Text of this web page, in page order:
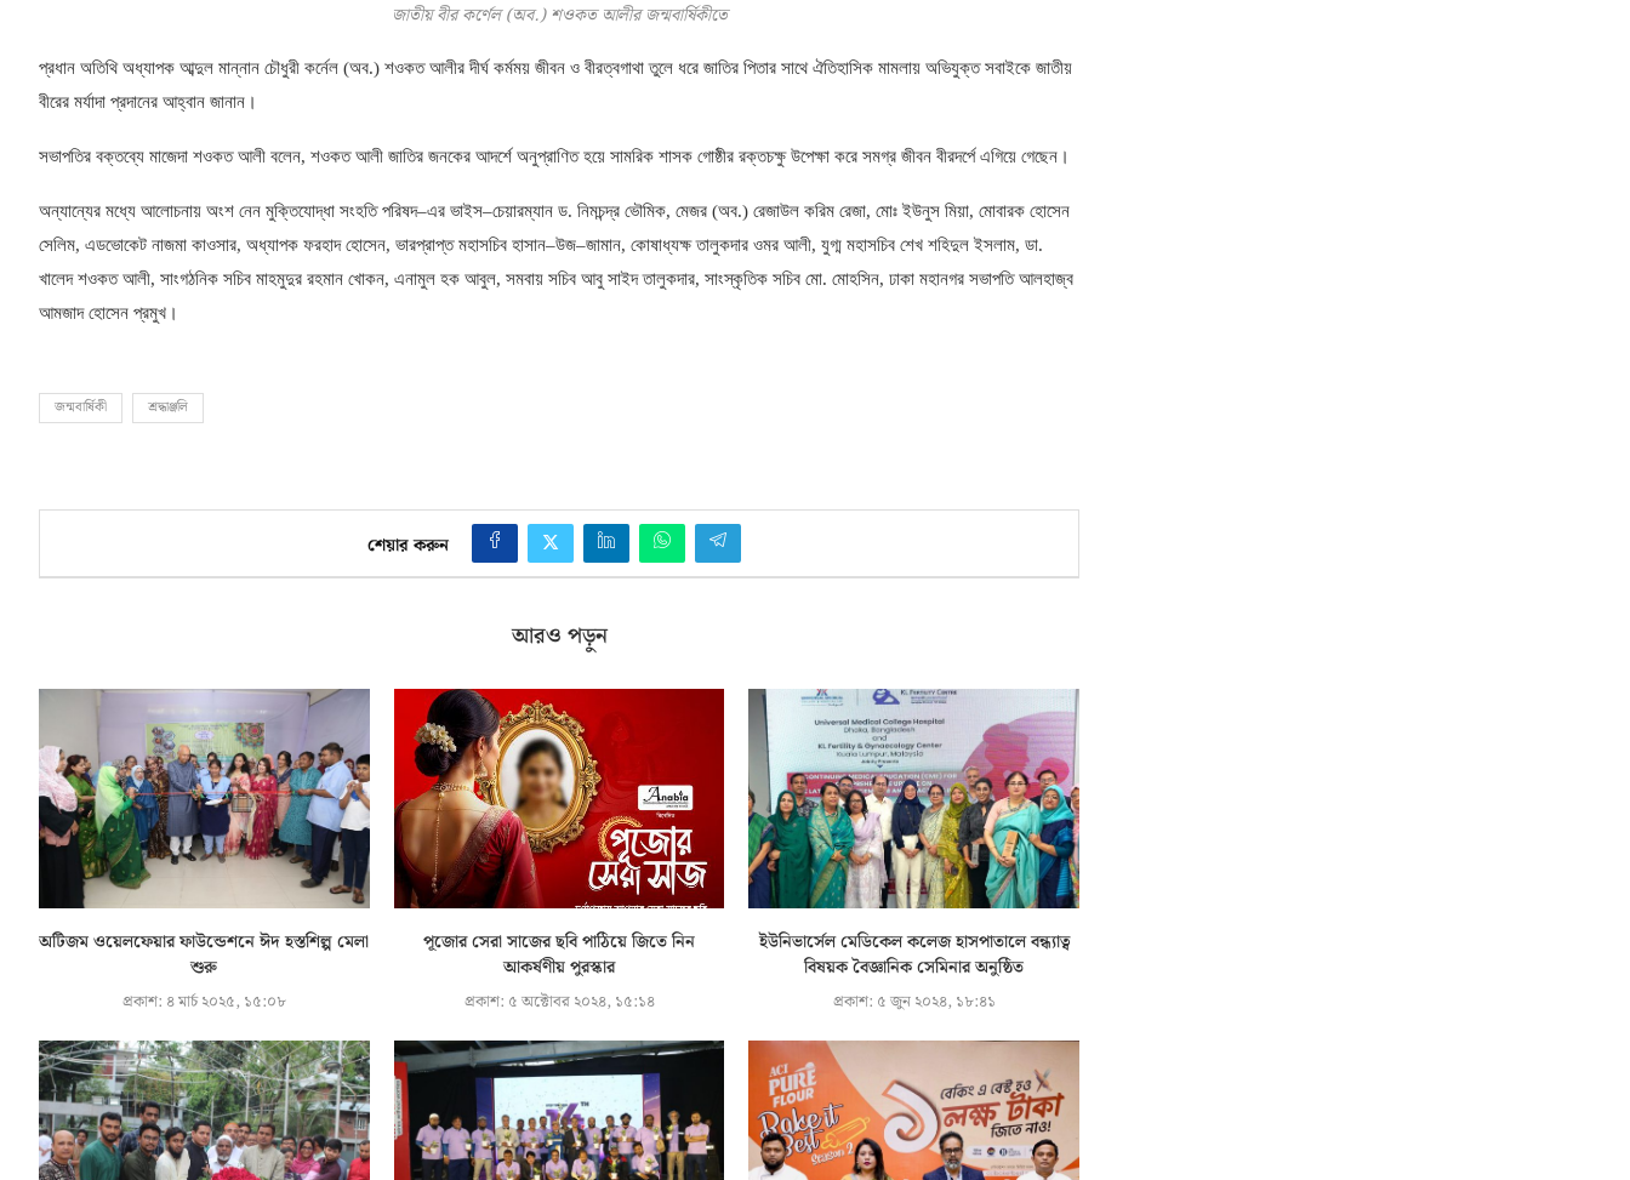
জাতীয় বীর কর্ণেল (অব.) শওকত আলীর জন্মবার্ষিকীতে
প্রধান অতিথি অধ্যাপক আব্দুল মান্নান চৌধুরী কর্নেল (অব.) শওকত আলীর দীর্ঘ কর্মময় জীবন ও বীরত্বগাথাতুলে ধরে জাতির পিতার সাথে ঐতিহাসিক মামলায় অভিযুক্ত সবাইকে জাতীয়
বীরের মর্যাদা প্রদানের আহ্বান জানান।
সভাপতির বক্তব্যে মাজেদা শওকত আলী বলেন, শওকত আলী জাতির জনকের আদর্শে অনুপ্রাণিত হয়ে সামরিক শাসক গোষ্ঠীর রক্তচক্ষু উপেক্ষা করে সমগ্র জীবন বীরদর্পেএগিয়ে গেছেন।
অন্যান্যের মধ্যে আলোচনায় অংশ নেন মুক্তিযোদ্ধা সংহতি পরিষদ–এর ভাইস–চেয়ারম্যান ড. নিমচন্দ্র ভৌমিক, মেজর (অব.) রেজাউল করিম রেজা, মোঃ ইউনুস মিয়া, মোবারক হোসেন
সেলিম, এডভোকেট নাজমা কাওসার, অধ্যাপক ফরহাদ হোসেন, ভারপ্রাপ্ত মহাসচিব হাসান–উজ–জামান, কোষাধ্যক্ষ তালুকদার ওমর আলী, যুগ্ম মহাসচিব শেখ শহিদুল ইসলাম, ডা.
খালেদ শওকত আলী, সাংগঠনিক সচিব মাহমুদুর রহমান খোকন, এনামুল হক আবুল, সমবায় সচিব আবু সাইদ তালুকদার, সাংস্কৃতিক সচিব মো. মোহসিন, ঢাকা মহানগর সভাপতি আলহাজ্ব
আমজাদ হোসেন প্রমুখ।
জন্মবার্ষিকী শ্রদ্ধাঞ্জলি
শেয়ার করুন
আরও পড়ুন
অটিজম ওয়েলফেয়ার ফাউন্ডেশনে ঈদ হস্তশিল্প মেলা
শুরু
প্রকাশ: ৪ মার্চ ২০২৫, ১৫:০৮
পূজোর সেরা সাজের ছবি পাঠিয়ে জিতে নিন
আকর্ষণীয় পুরস্কার
প্রকাশ: ৫ অক্টোবর ২০২৪, ১৫:১৪
ইউনিভার্সেল মেডিকেল কলেজ হাসপাতালে বন্ধ্যাত্ব
বিষয়ক বৈজ্ঞানিক সেমিনার অনুষ্ঠিত
প্রকাশ: ৫ জুন ২০২৪, ১৮:৪১